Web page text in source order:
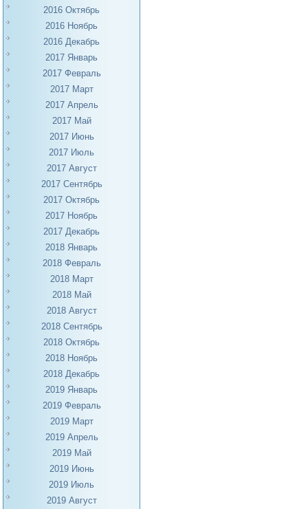
2016 Октябрь
2016 Ноябрь
2016 Декабрь
2017 Январь
2017 Февраль
2017 Март
2017 Апрель
2017 Май
2017 Июнь
2017 Июль
2017 Август
2017 Сентябрь
2017 Октябрь
2017 Ноябрь
2017 Декабрь
2018 Январь
2018 Февраль
2018 Март
2018 Май
2018 Август
2018 Сентябрь
2018 Октябрь
2018 Ноябрь
2018 Декабрь
2019 Январь
2019 Февраль
2019 Март
2019 Апрель
2019 Май
2019 Июнь
2019 Июль
2019 Август